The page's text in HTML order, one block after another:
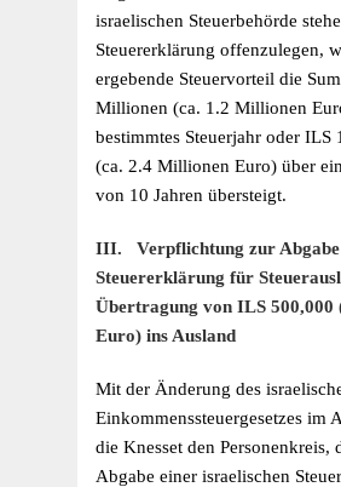
israelischen Steuerbehörde
Steuererklärung offenzulegen,
ergebende Steuervorteil die
Millionen (ca. 1.2 Millionen
bestimmtes Steuerjahr oder ILS
(ca. 2.4 Millionen Euro) über
von 10 Jahren übersteigt.
III. Verpflichtung zur
Steuererklärung für
Übertragung von ILS 500,000
Euro) ins Ausland
Mit der Änderung des
Einkommenssteuergesetzes im
die Knesset den Personenkreis,
Abgabe einer israelischen